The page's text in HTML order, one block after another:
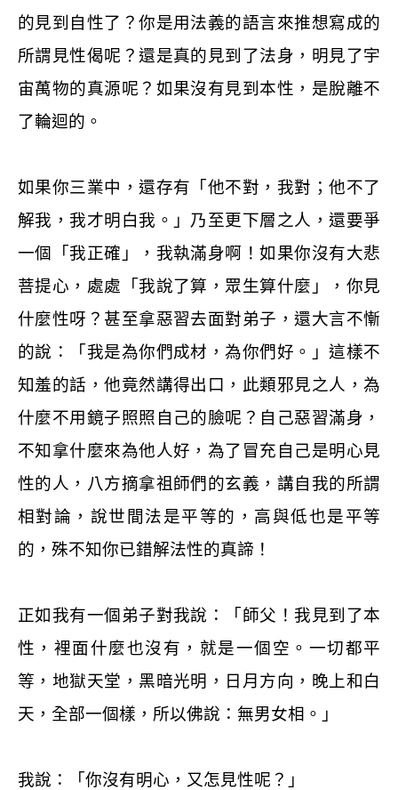
的見到自性了？你是用法義的語言來推想寫成的
所謂見性偈呢？還是真的見到了法身，明見了宇
宙萬物的真源呢？如果沒有見到本性，是脫離不
了輪迴的。
如果你三業中，還存有「他不對，我對；他不了
解我，我才明白我。」乃至更下層之人，還要爭
一個「我正確」，我執滿身啊！如果你沒有大悲
菩提心，處處「我說了算，眾生算什麼」，你見
什麼性呀？甚至拿惡習去面對弟子，還大言不慚
的說：「我是為你們成材，為你們好。」這樣不
知羞的話，他竟然講得出口，此類邪見之人，為
什麼不用鏡子照照自己的臉呢？自己惡習滿身，
不知拿什麼來為他人好，為了冒充自己是明心見
性的人，八方摘拿祖師們的玄義，講自我的所謂
相對論，說世間法是平等的，高與低也是平等
的，殊不知你已錯解法性的真諦！
正如我有一個弟子對我說：「師父！我見到了本
性，裡面什麼也沒有，就是一個空。一切都平
等，地獄天堂，黑暗光明，日月方向，晚上和白
天，全部一個樣，所以佛說：無男女相。」
我說：「你沒有明心，又怎見性呢？」